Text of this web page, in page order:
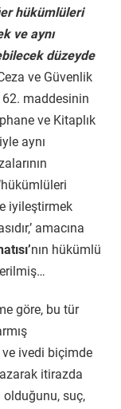
hükümlüleri
ve aynı
düzeyde
ve Güvenlik
62. maddesinin
ve Kitaplık
aynı
iyileştirmek
amacına
nın hükümlü
göre, bu tür
ve ivedi biçimde
itirazda
olduğunu, suç,